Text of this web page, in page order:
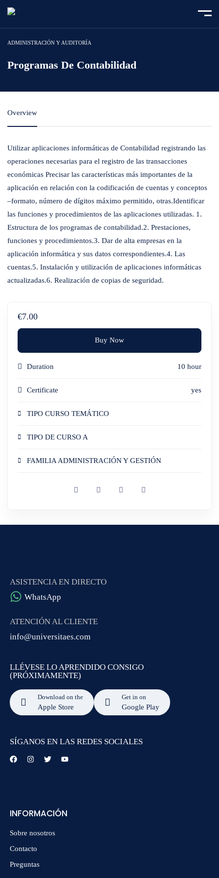
Home
ADMINISTRACIÓN Y AUDITORÍA
Programas De Contabilidad
Overview
Utilizar aplicaciones informáticas de Contabilidad registrando las
operaciones necesarias para el registro de las transacciones
económicas Precisar las características más importantes de la
aplicación en relación con la codificación de cuentas y conceptos
–formato, número de dígitos máximo permitido, otras.Identificar
las funciones y procedimientos de las aplicaciones utilizadas. 1.
Estructura de los programas de contabilidad.2. Prestaciones,
funciones y procedimientos.3. Dar de alta empresas en la
aplicación informática y sus datos correspondientes.4. Las
cuentas.5. Instalación y utilización de aplicaciones informáticas
actualizadas.6. Realización de copias de seguridad.
€7.00
Buy Now
Duration 10 hour
Certificate yes
TIPO CURSO TEMÁTICO
TIPO DE CURSO A
FAMILIA ADMINISTRACIÓN Y GESTIÓN
INFORMACIÓN
Sobre nosotros
Contacto
Preguntas
ASISTENCIA EN DIRECTO
WhatsApp
ATENCIÓN AL CLIENTE
info@universitaes.com
LLÉVESE LO APRENDIDO CONSIGO
(PRÓXIMAMENTE)
Download on the
Apple Store
Get in on
Google Play
SÍGANOS EN LAS REDES SOCIALES